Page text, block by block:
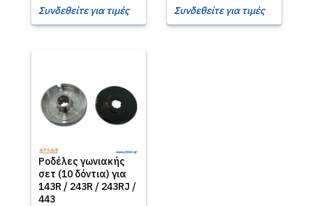
Συνδεθείτε για τιμές
Συνδεθείτε για τιμές
Ροδέλες γωνιακής
σετ (10 δόντια) για
143R / 243R / 243RJ /
443